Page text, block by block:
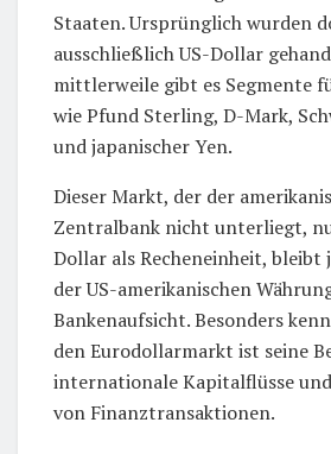
Staaten. Ursprünglich wurden
ausschließlich US-Dollar
mittlerweile gibt es Segmente
wie Pfund Sterling, D-Mark,
und japanischer Yen.
Dieser Markt, der der
Zentralbank nicht unterliegt,
Dollar als Recheneinheit, bleibt
der US-amerikanischen
Bankenaufsicht. Besonders
den Eurodollarmarkt ist seine
internationale Kapitalflüsse
von Finanztransaktionen.